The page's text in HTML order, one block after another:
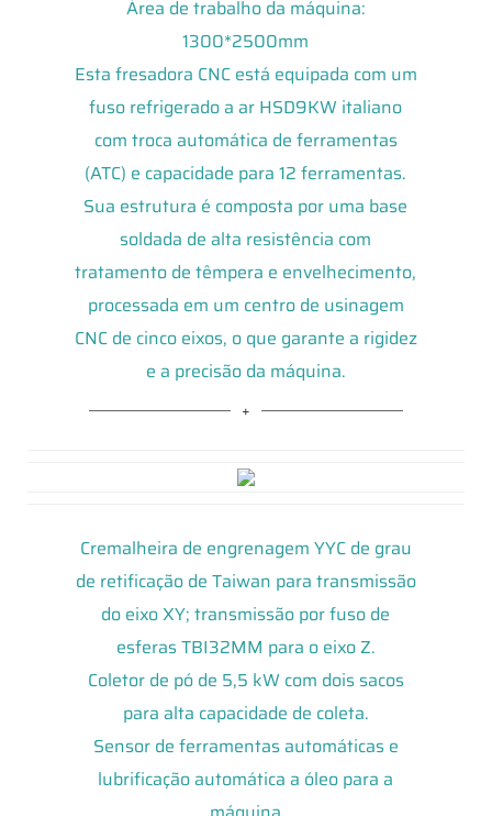
Área de trabalho da máquina:
1300*2500mm
Esta fresadora CNC está equipada com um
fuso refrigerado a ar HSD9KW italiano
com troca automática de ferramentas
(ATC) e capacidade para 12 ferramentas.
Sua estrutura é composta por uma base
soldada de alta resistência com
tratamento de têmpera e envelhecimento,
processada em um centro de usinagem
CNC de cinco eixos, o que garante a rigidez
e a precisão da máquina.
Cremalheira de engrenagem YYC de grau
de retificação de Taiwan para transmissão
do eixo XY; transmissão por fuso de
esferas TBI32MM para o eixo Z.
Coletor de pó de 5,5 kW com dois sacos
para alta capacidade de coleta.
Sensor de ferramentas automáticas e
lubrificação automática a óleo para a